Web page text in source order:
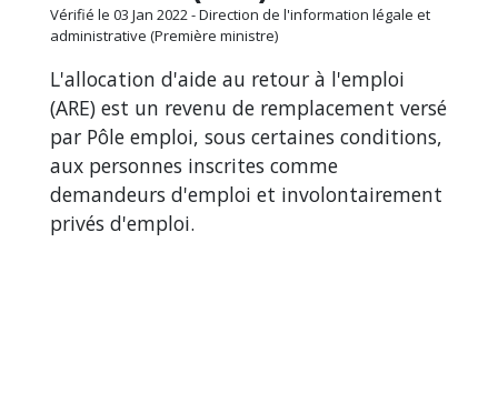
Vérifié le 03 Jan 2022 - Direction de l'information légale et
administrative (Première ministre)
L'allocation d'aide au retour à l'emploi
(ARE) est un revenu de remplacement versé
par Pôle emploi, sous certaines conditions,
aux personnes inscrites comme
demandeurs d'emploi et involontairement
privés d'emploi.